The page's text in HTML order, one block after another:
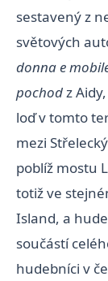
sestavený z
světových
donna e
pochod z Aidy,
loď v tomto
mezi
poblíž mostu
totiž ve
Island, a
součástí
hudebníci v